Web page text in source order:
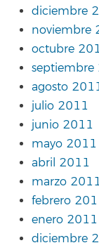
diciembre
noviembre
octubre
septiembre
agosto
julio 2011
junio 2011
mayo 2011
abril 2011
marzo
febrero
enero 2011
diciembre